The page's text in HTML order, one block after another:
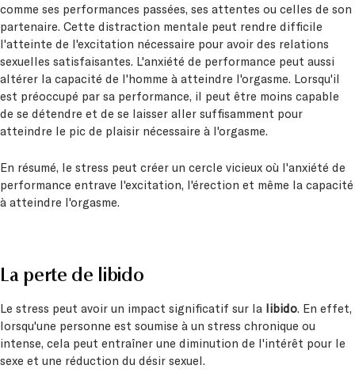
comme ses performances passées, ses attentes ou celles de son
partenaire. Cette distraction mentale peut rendre difficile
l'atteinte de l'excitation nécessaire pour avoir des relations
sexuelles satisfaisantes. L'anxiété de performance peut aussi
altérer la capacité de l'homme à atteindre l'orgasme. Lorsqu'il
est préoccupé par sa performance, il peut être moins capable
de se détendre et de se laisser aller suffisamment pour
atteindre le pic de plaisir nécessaire à l'orgasme.
En résumé, le stress peut créer un cercle vicieux où l'anxiété de
performance entrave l'excitation, l'érection et même la capacité
à atteindre l'orgasme.
La perte de libido
Le stress peut avoir un impact significatif sur la libido. En effet,
lorsqu'une personne est soumise à un stress chronique ou
intense, cela peut entraîner une diminution de l'intérêt pour le
sexe et une réduction du désir sexuel.